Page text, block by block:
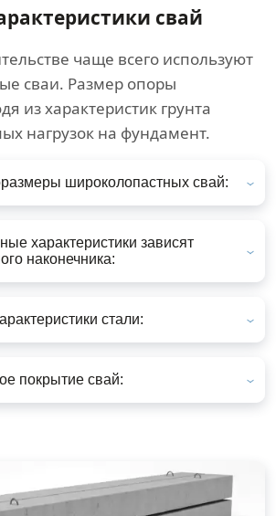
свай
чаще всего используют
сваи. Размер опоры
из характеристик грунта
нагрузок на фундамент.
широколопастных свай:
характеристики зависят
наконечника:
стали:
покрытие свай: